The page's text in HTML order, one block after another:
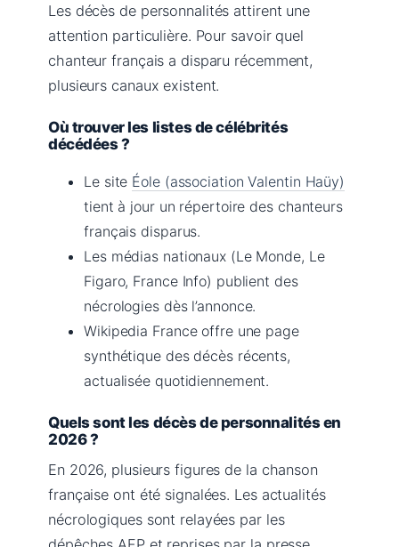
Les décès de personnalités attirent une
attention particulière. Pour savoir quel
chanteur français a disparu récemment,
plusieurs canaux existent.
Où trouver les listes de célébrités
décédées ?
Le site Éole (association Valentin Haüy)
tient à jour un répertoire des chanteurs
français disparus.
Les médias nationaux (Le Monde, Le
Figaro, France Info) publient des
nécrologies dès l’annonce.
Wikipedia France offre une page
synthétique des décès récents,
actualisée quotidiennement.
Quels sont les décès de personnalités en
2026 ?
En 2026, plusieurs figures de la chanson
française ont été signalées. Les actualités
nécrologiques sont relayées par les